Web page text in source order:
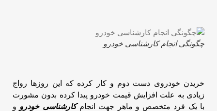
چگونگی انجام کارشناسی خودرو
خریدن خودروی دست دوم و کار کرده که این روزها رواج
زیادی به علت افزایش قیمت خودرو پیدا کرده بدون مشورت
با یک فرد متخصص و ماهر جهت انجامکارشناسی خودرو و